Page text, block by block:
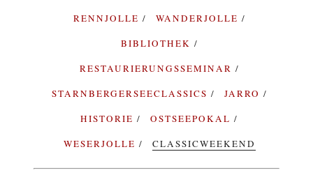
RENNJOLLE
WANDERJOLLE
BIBLIOTHEK
RESTAURIERUNGSSEMINAR
STARNBERGERSEECLASSICS
JARRO
HISTORIE
OSTSEEPOKAL
WESERJOLLE
CLASSICWEEKEND